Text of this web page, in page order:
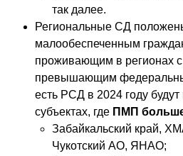
так далее.
Региональные СД
малообеспеченным
проживающим в регионах
превышающим
есть РСД в 2024 году будут
субъектах, где ПМП
Забайкальский край,
Чукотский АО, ЯНАО;